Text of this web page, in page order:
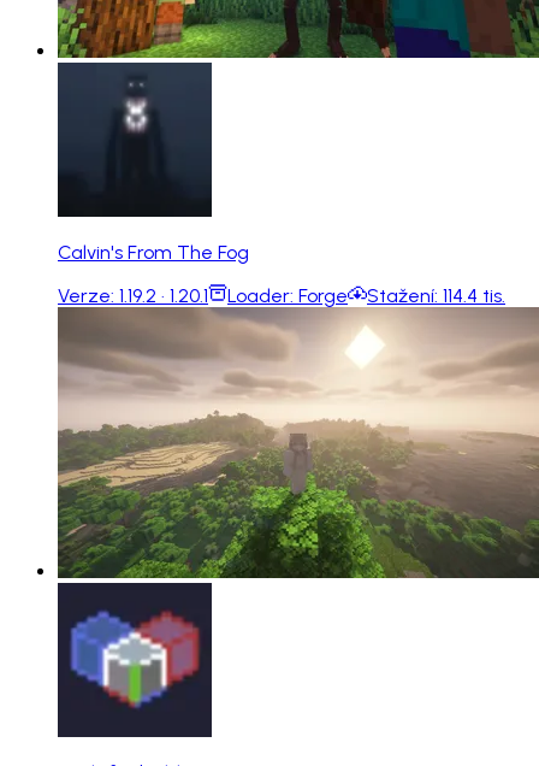
Calvin's From The Fog
Verze: 1.19.2 · 1.20.1 Loader: Forge Stažení: 114.4 tis.